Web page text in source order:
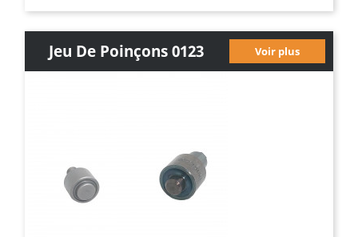
Jeu De Poinçons 0123 Voir plus